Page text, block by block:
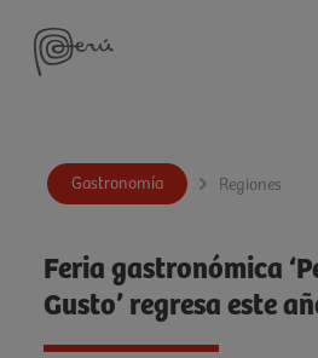
Gastronomía Regiones
Feria gastronómica
Gusto’ regresa este